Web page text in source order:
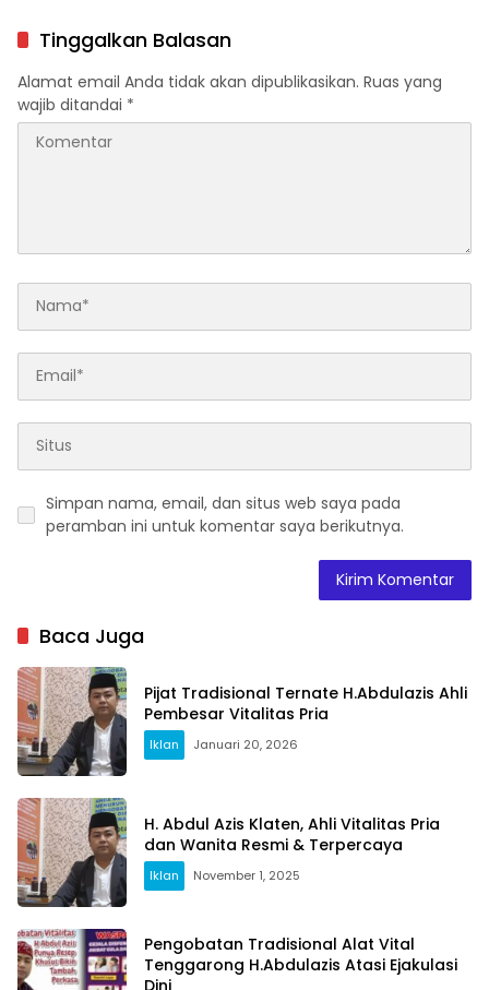
Tinggalkan Balasan
Alamat email Anda tidak akan dipublikasikan. Ruas yang
wajib ditandai *
Simpan nama, email, dan situs web saya pada
peramban ini untuk komentar saya berikutnya.
Baca Juga
Pijat Tradisional Ternate H.Abdulazis Ahli
Pembesar Vitalitas Pria
Iklan Januari 20, 2026
H. Abdul Azis Klaten, Ahli Vitalitas Pria
dan Wanita Resmi & Terpercaya
Iklan November 1, 2025
Pengobatan Tradisional Alat Vital
Tenggarong H.Abdulazis Atasi Ejakulasi